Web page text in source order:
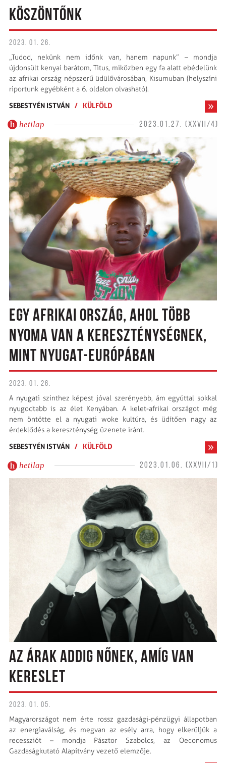
KÖSZÖNTŐNK
2023. 01. 26.
„Tudod, nekünk nem időnk van, hanem napunk” – mondja
újdonsült kenyai barátom, Titus, miközben egy fa alatt ebédelünk
az afrikai ország népszerű üdülővárosában, Kisumuban (helyszíni
riportunk egyébként a 6. oldalon olvasható).
SEBESTYÉN ISTVÁN / KÜLFÖLD
hetilap 2023.01.27. (XXVII/4)
EGY AFRIKAI ORSZÁG, AHOL TÖBB
NYOMA VAN A KERESZTÉNYSÉGNEK,
MINT NYUGAT-EURÓPÁBAN
2023. 01. 26.
A nyugati szinthez képest jóval szerényebb, ám egyúttal sokkal
nyugodtabb is az élet Kenyában. A kelet-afrikai országot még
nem öntötte el a nyugati woke kultúra, és üdítően nagy az
érdeklődés a kereszténység üzenete iránt.
SEBESTYÉN ISTVÁN / KÜLFÖLD
hetilap 2023.01.06. (XXVII/1)
AZ ÁRAK ADDIG NŐNEK, AMÍG VAN
KERESLET
2023. 01. 05.
Magyarországot nem érte rossz gazdasági-pénzügyi állapotban
az energiaválság, és megvan az esély arra, hogy elkerüljük a
recessziót – mondja Pásztor Szabolcs, az Oeconomus
Gazdaságkutató Alapítvány vezető elemzője.